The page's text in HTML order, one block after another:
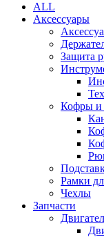
ALL
Аксессуары
Защита
Кофры и
Рамки
Чехлы
Запчасти